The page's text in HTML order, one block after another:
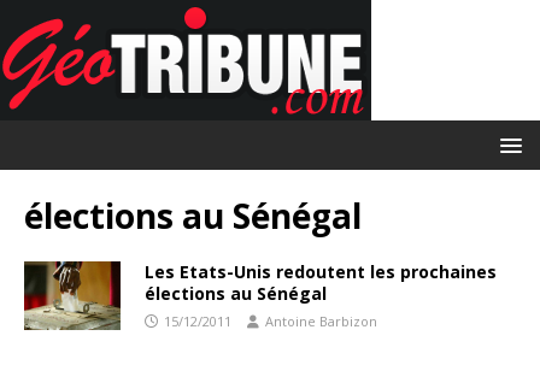
élections au Sénégal
Les Etats-Unis redoutent les prochaines
élections au Sénégal
15/12/2011 Antoine Barbizon